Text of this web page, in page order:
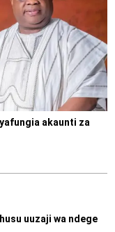
akaunti za
uuzaji wa ndege